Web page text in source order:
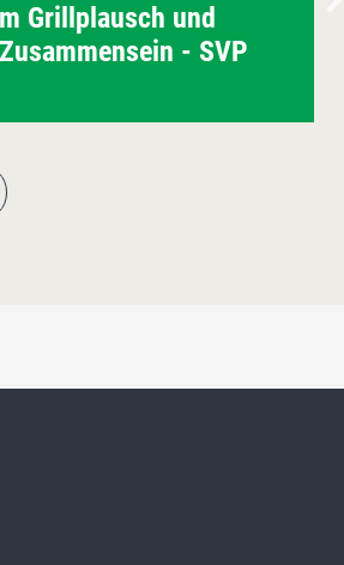
Grillplausch und
- SVP